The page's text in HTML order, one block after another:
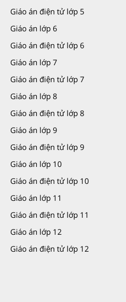
Giáo án điện tử lớp 5
Giáo án lớp 6
Giáo án điện tử lớp 6
Giáo án lớp 7
Giáo án điện tử lớp 7
Giáo án lớp 8
Giáo án điện tử lớp 8
Giáo án lớp 9
Giáo án điện tử lớp 9
Giáo án lớp 10
Giáo án điện tử lớp 10
Giáo án lớp 11
Giáo án điện tử lớp 11
Giáo án lớp 12
Giáo án điện tử lớp 12